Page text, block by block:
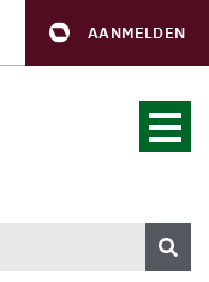
AANMELDEN